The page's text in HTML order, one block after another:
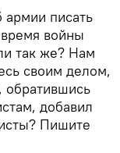
армии писать
войны
так же? Нам
своим делом,
добавил
Пишите